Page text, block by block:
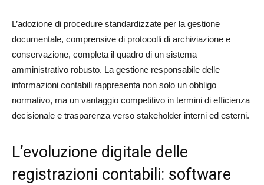
L’adozione di procedure standardizzate per la gestione
documentale, comprensive di protocolli di archiviazione e
conservazione, completa il quadro di un sistema
amministrativo robusto. La gestione responsabile delle
informazioni contabili rappresenta non solo un obbligo
normativo, ma un vantaggio competitivo in termini di efficienza
decisionale e trasparenza verso stakeholder interni ed esterni.
L’evoluzione digitale delle
registrazioni contabili: software